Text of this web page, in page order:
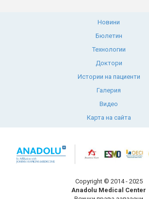
Новини
Бюлетин
Технологии
Доктори
Истории на пациенти
Галерия
Видео
Карта на сайта
Copyright © 2014 - 2025
Anadolu Medical Center